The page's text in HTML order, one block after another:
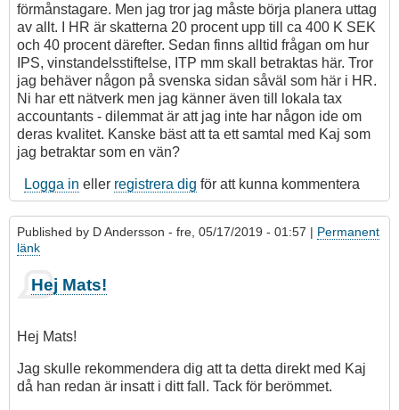
förmånstagare. Men jag tror jag måste börja planera uttag
av allt. I HR är skatterna 20 procent upp till ca 400 K SEK
och 40 procent därefter. Sedan finns alltid frågan om hur
IPS, vinstandelsstiftelse, ITP mm skall betraktas här. Tror
jag behäver någon på svenska sidan såväl som här i HR.
Ni har ett nätverk men jag känner även till lokala tax
accountants - dilemmat är att jag inte har någon ide om
deras kvalitet. Kanske bäst att ta ett samtal med Kaj som
jag betraktar som en vän?
Logga in eller registrera dig för att kunna kommentera
Published by D Andersson - fre, 05/17/2019 - 01:57 | Permanent
länk
Hej Mats!
Hej Mats!
Jag skulle rekommendera dig att ta detta direkt med Kaj
då han redan är insatt i ditt fall. Tack för berömmet.